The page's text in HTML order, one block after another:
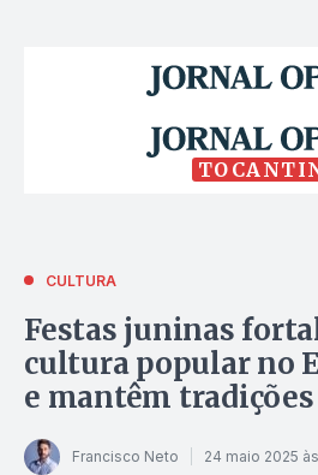
CULTURA
Festas juninas
cultura popular no
e mantêm
Francisco Neto 24 maio 2025